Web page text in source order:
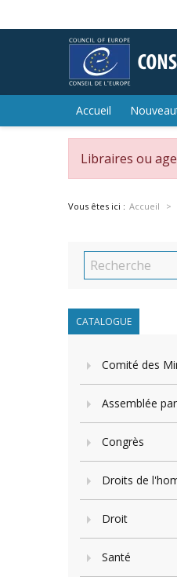
Accueil
Libraires ou
Vous êtes ici : Accueil
CATALOGUE
Comité des
Assemblée
Congrès
Droits de
Droit
Santé